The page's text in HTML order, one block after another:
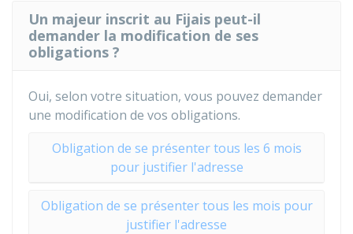
Un majeur inscrit au Fijais peut-il
demander la modification de ses
obligations ?
Oui, selon votre situation, vous pouvez demander
une modification de vos obligations.
Obligation de se présenter tous les 6 mois
pour justifier l'adresse
Obligation de se présenter tous les mois pour
justifier l'adresse